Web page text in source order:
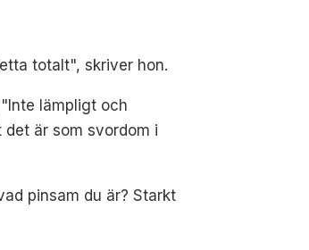
totalt", skriver hon.
lämpligt och
är som svordom i
pinsam du är? Starkt